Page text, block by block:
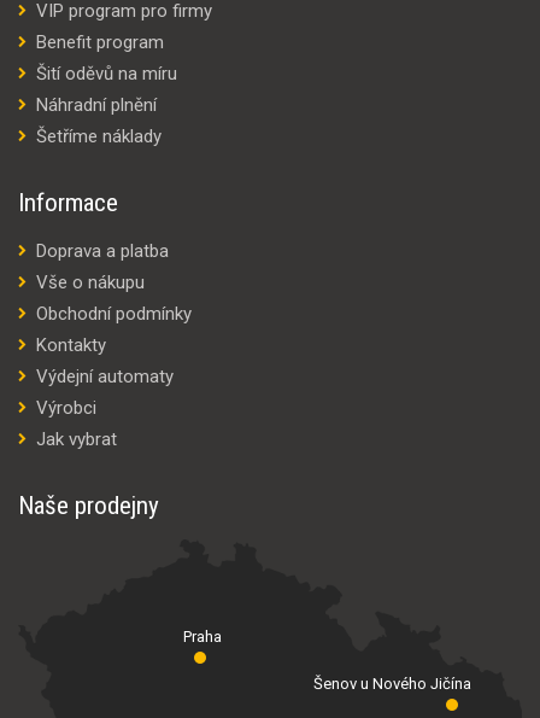
VIP program pro firmy
Benefit program
Šití oděvů na míru
Náhradní plnění
Šetříme náklady
Informace
Doprava a platba
Vše o nákupu
Obchodní podmínky
Kontakty
Výdejní automaty
Výrobci
Jak vybrat
Naše prodejny
Praha
Šenov u Nového Jičína